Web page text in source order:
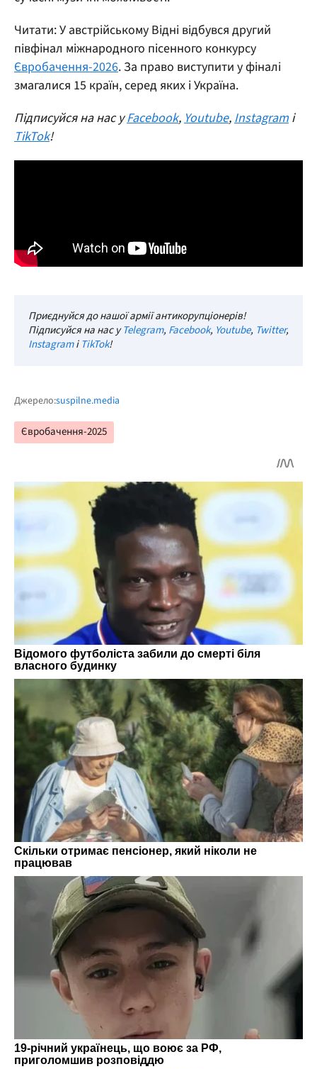
Читати: У австрійському Відні відбувся другий
півфінал міжнародного пісенного конкурсу
Євробачення-2026. За право виступити у фіналі
змагалися 15 країн, серед яких і Україна.
Підписуйся на нас уFacebook,Youtube,Instagram і
TikTok!
Приєднуйся до нашої армії антикорупціонерів!
Підписуйся на нас уTelegram, Facebook, Youtube, Twitter,
InstagramіTikTok!
Джерело:suspilne.media
Євробачення-2025